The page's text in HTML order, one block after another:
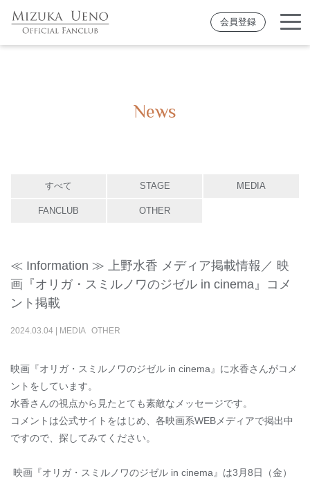
会員登録
News
すべて STAGE MEDIA
FANCLUB OTHER
≪ Information ≫ 上野水香 メディア掲載情報／ 映
画『オリガ・スミルノワのジゼル in cinema』コメ
ント掲載
2024.03.04 MEDIA OTHER
映画『オリガ・スミルノワのジゼル in cinema』に水香さんがコメ
ントをしています。
水香さんの視点から見たとても素敵なメッセージです。
コメントは公式サイトをはじめ、各映画系WEBメディアで掲出中
ですので、探してみてください。
映画 『オリガ・スミルノワのジゼル in cinema 』は3月8日（金）